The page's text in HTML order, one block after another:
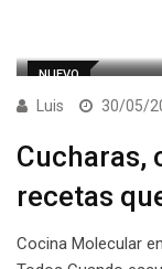
NUEVO
Luis 30/05/
Cucharas,
recetas
Cocina Molecular